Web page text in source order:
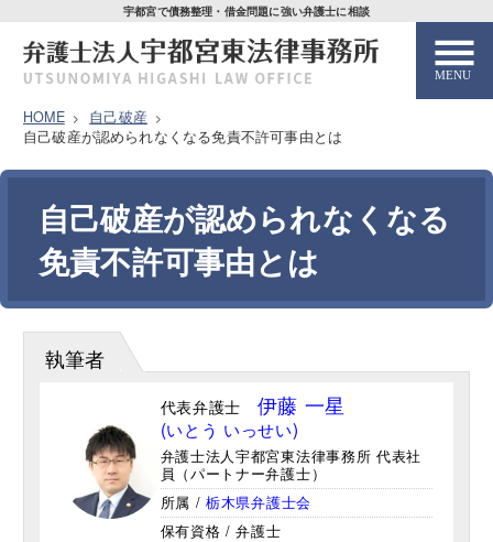
宇都宮で債務整理・借金問題に強い弁護士に相談
解決事例
弁護士費用
解決までの流れ
お客様の声
HOME
自己破産
自己破産が認められなくなる免責不許可事由とは
自己破産が認められなくなる
免責不許可事由とは
執筆者
代表弁護士 伊藤 一星
(いとう いっせい)
弁護士法人宇都宮東法律事務所 代表社
員（パートナー弁護士）
所属 /栃木県弁護士会
保有資格 / 弁護士